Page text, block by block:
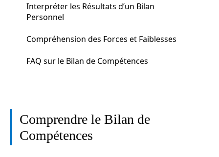
Interpréter les Résultats d’un Bilan
Personnel
Compréhension des Forces et Faiblesses
FAQ sur le Bilan de Compétences
Comprendre le Bilan de
Compétences